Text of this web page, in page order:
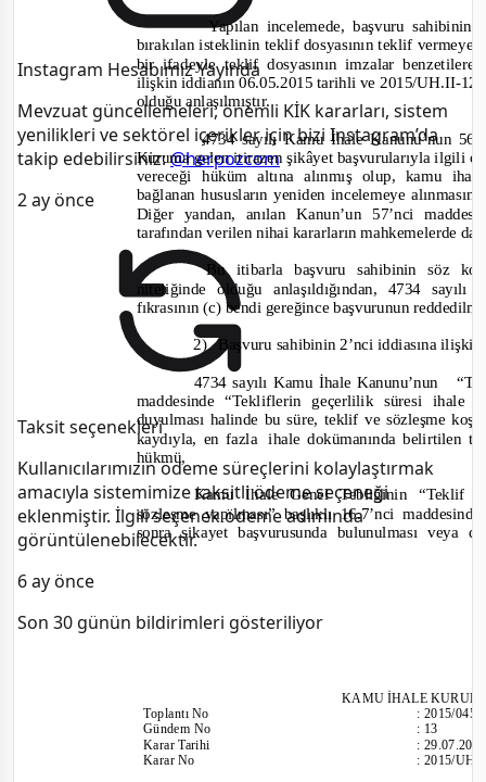
Instagram Hesabımız Yayında
Mevzuat güncellemeleri, önemli KİK kararları, sistem
yenilikleri ve sektörel içerikler için bizi Instagram’da
takip edebilirsiniz:@herpozcom
2 ay önce
Taksit seçenekleri
Kullanıcılarımızın ödeme süreçlerini kolaylaştırmak
amacıyla sistemimize taksitli ödeme seçeneği
eklenmiştir. İlgili seçenek ödeme adımında
görüntülenebilecektir.
6 ay önce
Son 30 günün bildirimleri gösteriliyor
Yapılan incelemede, başvuru
bırakılan isteklinin teklif dosyasının teklif
bir ifadeyle teklif dosyasının imzalar
ilişkin iddianın 06.05.2015 tarihli ve 2015/UH.II-
olduğu anlaşılmıştır.
4734 sayılı Kamu İhale Kanunu’nun
Kuruma gelen itirazen şikâyet başvurularıyla ilgili
vereceği hüküm altına alınmış olup, kamu
bağlanan hususların yeniden incelemeye
Diğer yandan, anılan Kanun’un 57’nci
tarafından verilen nihai kararların mahkemelerde
Bu itibarla başvuru sahibinin söz
niteliğinde olduğu anlaşıldığından, 4734
fıkrasının (c) bendi gereğince başvurunun
2)Başvuru sahibinin 2’nci iddiasına
4734sayılı Kamu İhale Kanunu’nun
maddesinde“Tekliflerin geçerlilik süresi ihale
duyulması halinde bu süre, teklif ve sözleşme
kaydıyla, en fazla
ihale dokümanında belirtilen
hükmü,
Kamu İhale Genel Tebliğinin “Teklif
sözleşme yapılması” başlıklı 16.7’nci
sonra şikayet başvurusunda bulunulması veya
KAMU İHALE
ToplantıNo
Gündem No
Karar Tarihi
Karar No
:2015/045
: 13
:
:2015/